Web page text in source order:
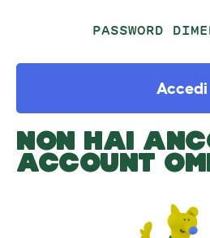
PASSWORD
Accedi
NON HAI
ACCOUNT